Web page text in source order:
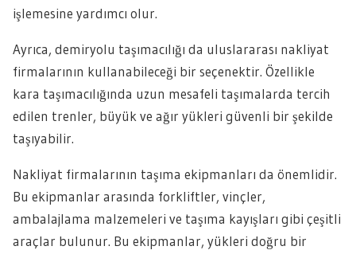
işlemesine yardımcı olur.
Ayrıca, demiryolu taşımacılığı da uluslararası nakliyat
firmalarının kullanabileceği bir seçenektir. Özellikle
kara taşımacılığında uzun mesafeli taşımalarda tercih
edilen trenler, büyük ve ağır yükleri güvenli bir şekilde
taşıyabilir.
Nakliyat firmalarının taşıma ekipmanları da önemlidir.
Bu ekipmanlar arasında forkliftler, vinçler,
ambalajlama malzemeleri ve taşıma kayışları gibi çeşitli
araçlar bulunur. Bu ekipmanlar, yükleri doğru bir